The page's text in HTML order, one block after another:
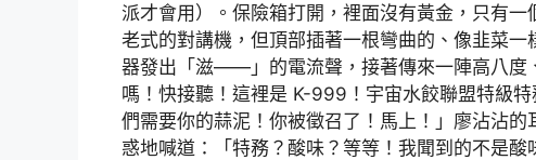
派才會用）。保險箱打開，裡面沒有黃金，只有
老式的對講機，但頂部插著一根彎曲的、像韭菜
器發出「滋——」的電流聲，接著傳來一陣高八度
嗎！快接聽！這裡是 K-999！宇宙水餃聯盟特級
們需要你的蒜泥！你被徵召了！馬上！」廖沾沾
惑地喊道：「特務？酸味？等等！我聞到的不是